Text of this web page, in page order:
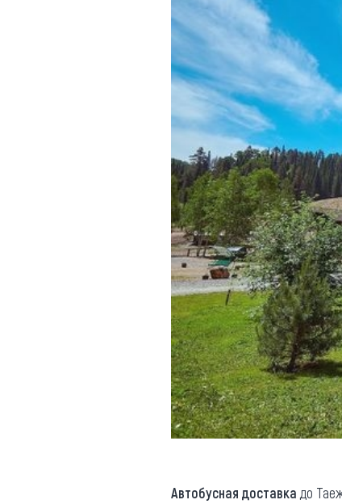
Реестр туристических
агентств Алтайского края
Противодействие коррупции
Автобусная доставка до